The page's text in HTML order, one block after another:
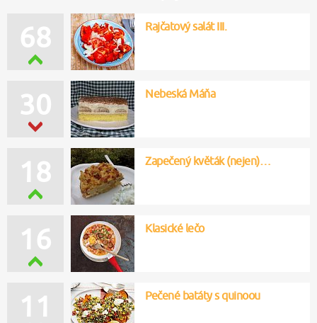
68 Rajčatový salát III.
30 Nebeská Máňa
16 Klasické lečo
18 Zapečený květák (nejen)…
11 Pečené batáty s quinoou